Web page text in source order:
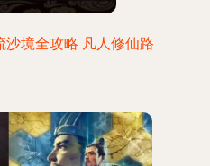
沙境全攻略 凡人修仙路